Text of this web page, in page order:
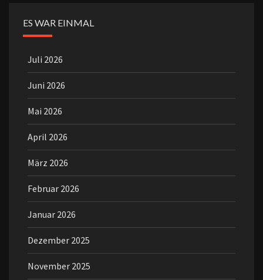
ES WAR EINMAL
Juli 2026
Juni 2026
Mai 2026
April 2026
März 2026
Februar 2026
Januar 2026
Dezember 2025
November 2025